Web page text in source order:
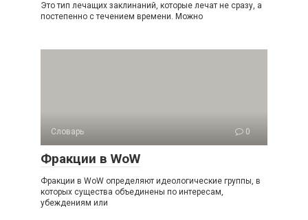
Это тип лечащих заклинаний, которые лечат не сразу, а
постепенно с течением времени. Можно
Словарь 0
Фракции в WoW
Фракции в WoW определяют идеологические группы, в
которых существа объединены по интересам,
убеждениям или